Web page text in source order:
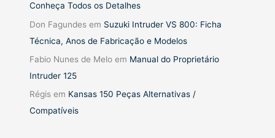
Conheça Todos os Detalhes
Don Fagundes em Suzuki Intruder VS 800: Ficha
Técnica, Anos de Fabricação e Modelos
Fabio Nunes de Melo em Manual do Proprietário
Intruder 125
Régis em Kansas 150 Peças Alternativas /
Compatíveis